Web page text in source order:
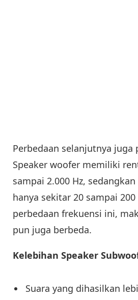
Perbedaan selanjutnya juga
Speaker woofer memiliki
sampai 2.000 Hz,
hanya sekitar 20 sampai 200
perbedaan frekuensi ini,
pun juga berbeda.
Kelebihan Speaker
Suara yang dihasilkan